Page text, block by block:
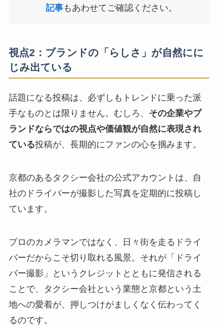
記事もあわせてご確認ください。
視点2：ブランドの「らしさ」が自然にに
じみ出ている
話題になる投稿は、必ずしもトレンドに乗った派
手なものとは限りません。むしろ、 その企業やブ
ランドならではの視点や価値観が自然に表現され
ている投稿が、長期的にファンの心を掴みます。
京都のあるタクシー会社の公式アカウントは、自
社のドライバーが撮影した写真を定期的に投稿し
ています。
プロのカメラマンではなく、日々街を走るドライ
バーだからこそ切り取れる風景。それが「ドライ
バー撮影」というクレジットとともに発信される
ことで、タクシー会社という業態と京都という土
地への愛着が、押しつけがましくなく伝わってく
るのです。